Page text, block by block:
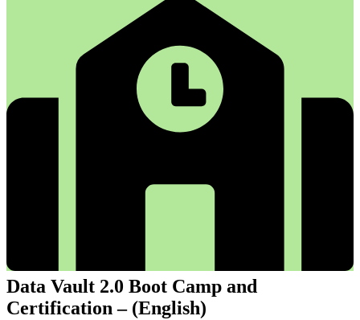
Data Vault 2.0 Boot Camp and
Certification – (English)